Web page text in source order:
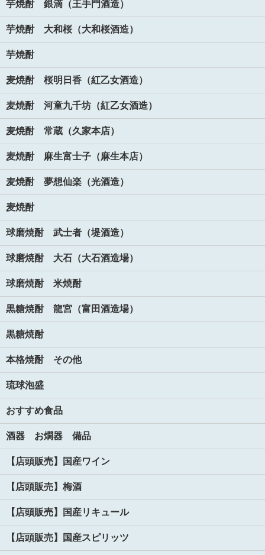
芋焼酎 銀滴（王手門酒造）
芋焼酎 大和桜（大和桜酒造）
芋焼酎
麦焼酎 桜明日香（紅乙女酒造）
麦焼酎 河童九千坊（紅乙女酒造）
麦焼酎 常蔵（久家本店）
麦焼酎 麻生富士子（麻生本店）
麦焼酎 夢想仙楽（光酒造）
麦焼酎
球磨焼酎 武士者（堤酒造）
球磨焼酎 大石（大石酒造場）
球磨焼酎 米焼酎
黒糖焼酎 龍宮（富田酒造場）
黒糖焼酎
本格焼酎 その他
琉球泡盛
おすすめ食品
酒器 お燗器 備品
【店頭販売】国産ワイン
【店頭販売】梅酒
【店頭販売】国産リキュール
【店頭販売】国産スピリッツ